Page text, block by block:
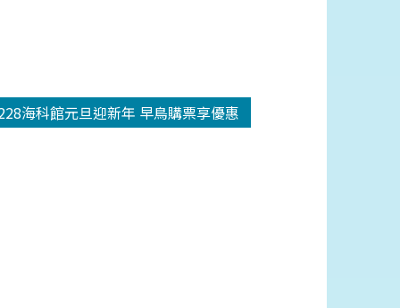
海科館元旦迎新年 早鳥購票享優惠